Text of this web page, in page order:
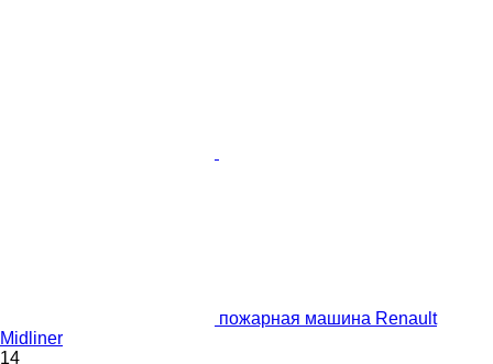
пожарная машина Renault
Midliner
14